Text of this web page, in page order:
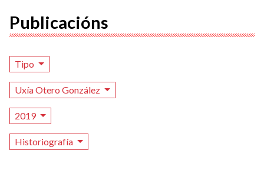
Publicacións
Tipo
Uxía Otero González
2019
Historiografía